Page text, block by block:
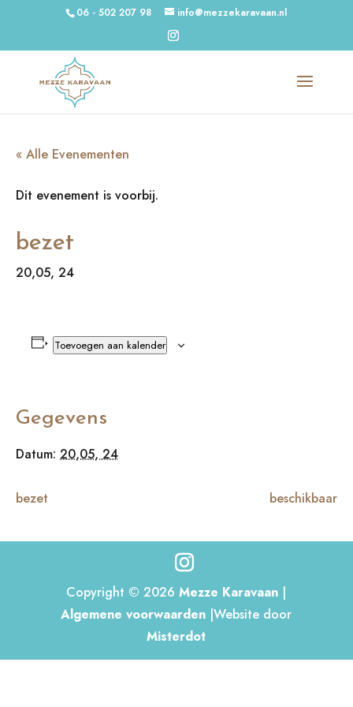
06 - 502 207 98 info@mezzekaravaan.nl
« Alle Evenementen
Dit evenement is voorbij.
bezet
20,05, 24
Toevoegen aan kalender
Gegevens
Datum: 20,05, 24
bezet beschikbaar
Copyright © 2026Mezze Karavaan |
Algemene voorwaarden |Website door
Misterdot